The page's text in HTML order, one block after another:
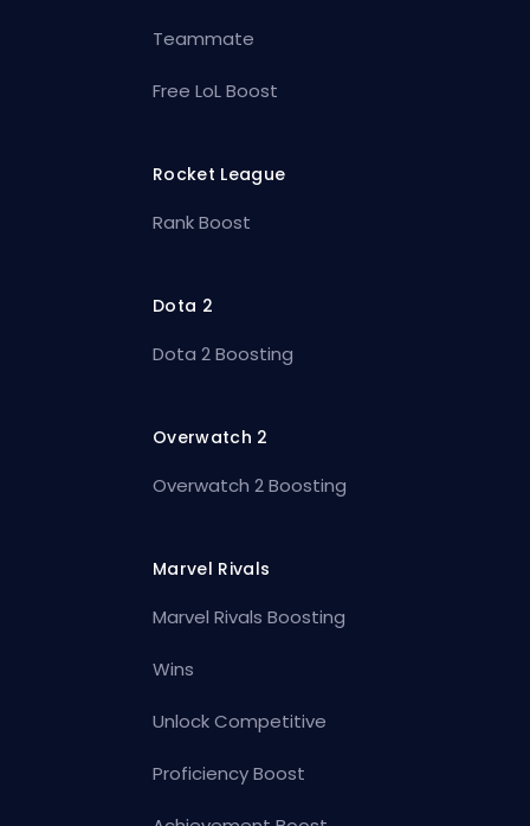
Teammate
Free LoL Boost
Rocket League
Rank Boost
Dota 2
Dota 2 Boosting
Overwatch 2
Overwatch 2 Boosting
Marvel Rivals
Marvel Rivals Boosting
Wins
Unlock Competitive
Proficiency Boost